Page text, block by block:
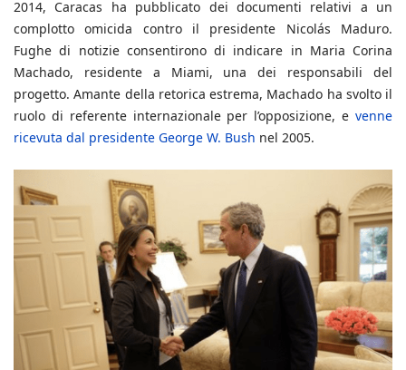
2014, Caracas ha pubblicato dei documenti relativi a un
complotto omicida contro il presidente Nicolás Maduro.
Fughe di notizie consentirono di indicare in Maria Corina
Machado, residente a Miami, una dei responsabili del
progetto. Amante della retorica estrema, Machado ha svolto il
ruolo di referente internazionale per l’opposizione, e venne
ricevuta dal presidente George W. Bush nel 2005.